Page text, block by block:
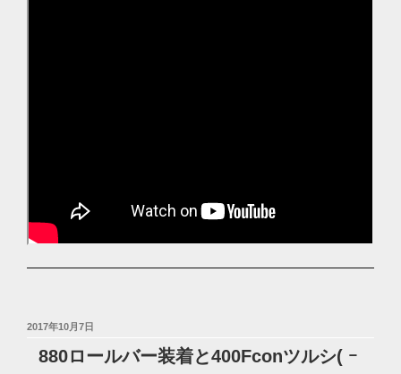
投
日:
2017年10月7日
880ロールバー装着と400Fconツルシ( ｰ